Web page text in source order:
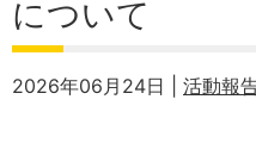
について
2026年06月24日 | 活動報